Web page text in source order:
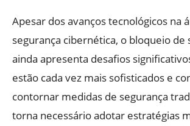
Apesar dos avanços tecnológicos na
segurança cibernética, o bloqueio de
ainda apresenta desafios
estão cada vez mais sofisticados e
contornar medidas de segurança
torna necessário adotar estratégias